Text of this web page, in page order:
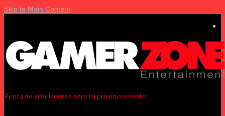
Skip to Main Content
Renta de simuladores para tu próximo evento